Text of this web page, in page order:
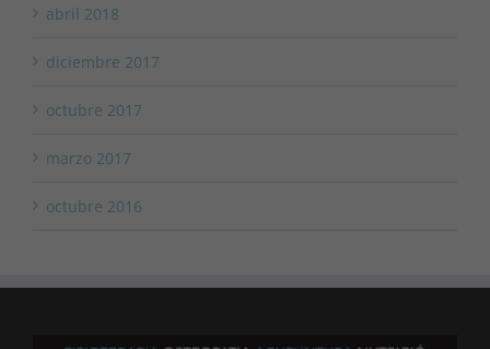
abril 2018
diciembre 2017
octubre 2017
marzo 2017
octubre 2016